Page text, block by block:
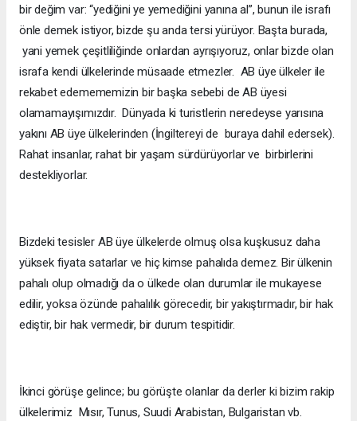
bir değim var: “yediğini ye yemediğini yanına al”, bunun ile israfı
önle demek istiyor, bizde şu anda tersi yürüyor. Başta burada,
yani yemek çeşitliliğinde onlardan ayrışıyoruz, onlar bizde olan
israfa kendi ülkelerinde müsaade etmezler. AB üye ülkeler ile
rekabet edemememizin bir başka sebebi de AB üyesi
olamamayışımızdır. Dünyada ki turistlerin neredeyse yarısına
yakını AB üye ülkelerinden (İngiltereyi de buraya dahil edersek).
Rahat insanlar, rahat bir yaşam sürdürüyorlar ve birbirlerini
destekliyorlar.
Bizdeki tesisler AB üye ülkelerde olmuş olsa kuşkusuz daha
yüksek fiyata satarlar ve hiç kimse pahalıda demez. Bir ülkenin
pahalı olup olmadığı da o ülkede olan durumlar ile mukayese
edilir, yoksa özünde pahalılık görecedir, bir yakıştırmadır, bir hak
ediştir, bir hak vermedir, bir durum tespitidir.
İkinci görüşe gelince; bu görüşte olanlar da derler ki bizim rakip
ülkelerimiz Mısır, Tunus, Suudi Arabistan, Bulgaristan vb.